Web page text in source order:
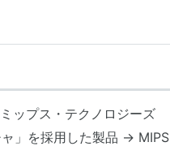
ミップス・テクノロジーズ
」を採用した製品 → MIPS